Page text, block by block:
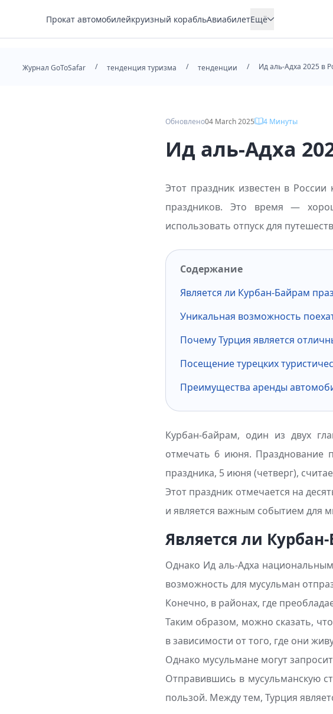
Прокат автомобилейкруизный корабльАвиабилетЕщё
Отель
Журнал GoToSafar / тенденция туризма / тенденции / Ид аль-Адха 2025 в
Обновлено04 March 2025 4 Минуты
Ид аль-Адха
Этот праздник известен в
праздников. Это время —
использовать отпуск для
Содержание
Является ли Курбан-Байрам
Уникальная возможность
Почему Турция является
Посещение турецких
Преимущества аренды
Курбан-байрам, один из двух
отмечать 6 июня. Празднование
праздника, 5 июня (четверг),
Этот праздник отмечается на
и является важным событием для
Является ли
Однако Ид аль-Адха
возможность для мусульман
Конечно, в районах, где
Таким образом, можно сказать,
в зависимости от того, где они
Однако мусульмане могут
Отправившись в мусульманскую
пользой. Между тем, Турция